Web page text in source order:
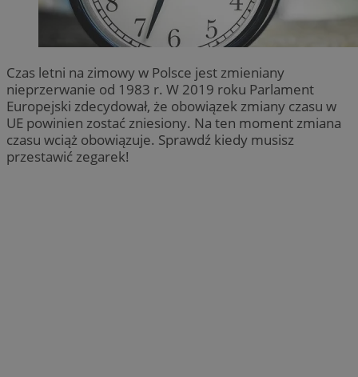
Czas letni na zimowy w Polsce jest zmieniany
nieprzerwanie od 1983 r. W 2019 roku Parlament
Europejski zdecydował, że obowiązek zmiany czasu w
UE powinien zostać zniesiony. Na ten moment zmiana
czasu wciąż obowiązuje. Sprawdź kiedy musisz
przestawić zegarek!